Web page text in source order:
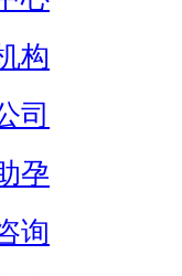
构
司
孕
询